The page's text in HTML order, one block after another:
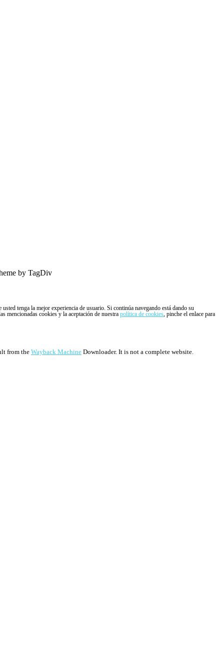
by TagDiv
tenga la mejor experiencia de usuario. Si continúa navegando está dando su
mencionadas cookies y la aceptación de nuestra política de cookies, pinche el enlace para
from the Wayback Machine Downloader. It is not a complete website.